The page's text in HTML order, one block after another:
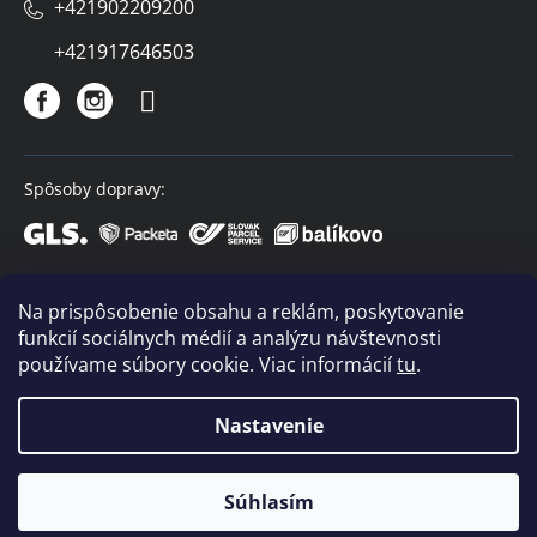
Na prispôsobenie obsahu a reklám, poskytovanie
funkcií sociálnych médií a analýzu návštevnosti
používame súbory cookie. Viac informáciítu.
Nastavenie
Súhlasím
+421902209200
+421917646503
Spôsoby dopravy:
Spôsoby platby:
VIVACO. Všetky práva vyhradené.